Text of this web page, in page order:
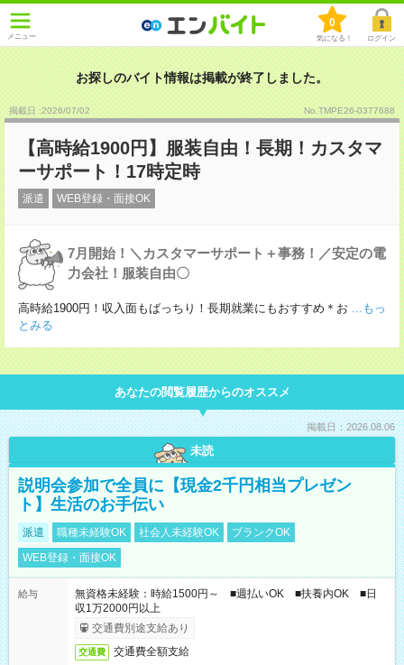
メニュー
0
気になる！ ログイン
お探しのバイト情報は掲載が終了しました。
掲載日 :2026/07/02 No.TMPE26-0377688
【高時給1900円】服装自由！長期！カスタマ
ーサポート！17時定時
派遣 WEB登録・面接OK
7月開始！＼カスタマーサポート＋事務！／安定の電
力会社！服装自由〇
高時給1900円！収入面もばっちり！長期就業にもおすすめ＊お ...もっ
とみる
あなたの閲覧履歴からのオススメ
掲載日：2026.08.06
未読
説明会参加で全員に【現金2千円相当プレゼン
ト】生活のお手伝い
派遣 職種未経験OK 社会人未経験OK
ブランクOK
WEB登録・面接OK
給与
無資格未経験：時給1500円～ ■週払いOK ■扶養内OK ■日
収1万2000円以上
交通費別途支給あり
交通費 交通費全額支給